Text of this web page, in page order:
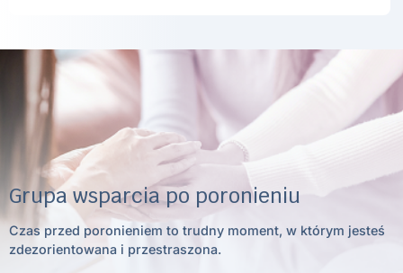
Grupa wsparcia po poronieniu
Czas przed poronieniem to trudny moment, w którym jesteś
zdezorientowana i przestraszona.